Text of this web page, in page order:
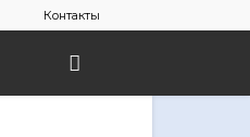
Контакты